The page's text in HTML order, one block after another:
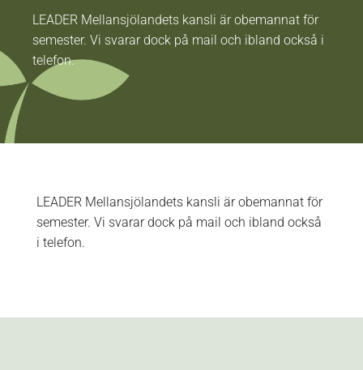
LEADER Mellansjölandets kansli är obemannat för
semester. Vi svarar dock på mail och ibland också i
telefon.
LEADER Mellansjölandets kansli är obemannat för
semester. Vi svarar dock på mail och ibland också
i telefon.